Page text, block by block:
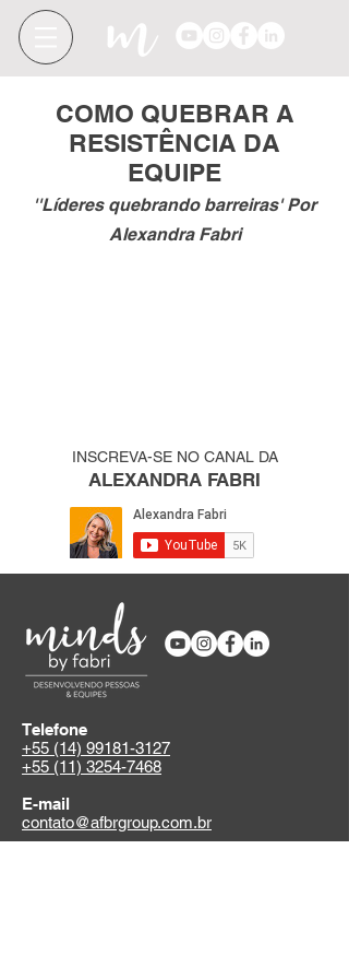
COMO QUEBRAR A
RESISTÊNCIA DA
EQUIPE
''Líderes quebrando barreiras' Por
Alexandra Fabri
INSCREVA-SE NO CANAL DA
ALEXANDRA FABRI
Telefone
+55 (14) 99181-3127
+55 (11) 3254-7468
E-mail
contato@afbrgroup.com.br